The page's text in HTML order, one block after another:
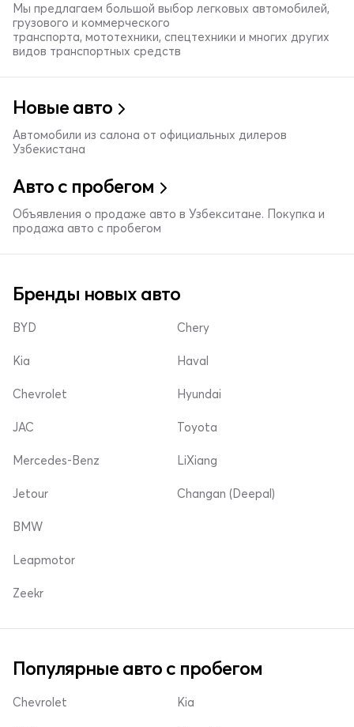
Мы предлагаем большой выбор легковых автомобилей,
грузового и коммерческого
транспорта, мототехники, спецтехники и многих других
видов транспортных средств
Новые авто
Автомобили из салона от официальных дилеров
Узбекистана
Авто с пробегом
Объявления о продаже авто в Узбекситане. Покупка и
продажа авто с пробегом
Бренды новых авто
BYD
Kia
Chevrolet
Chery
Haval
Hyundai
JAC
Mercedes-Benz
Jetour
Toyota
LiXiang
Changan (Deepal)
BMW
Leapmotor
Zeekr
Популярные авто с пробегом
Chevrolet Kia